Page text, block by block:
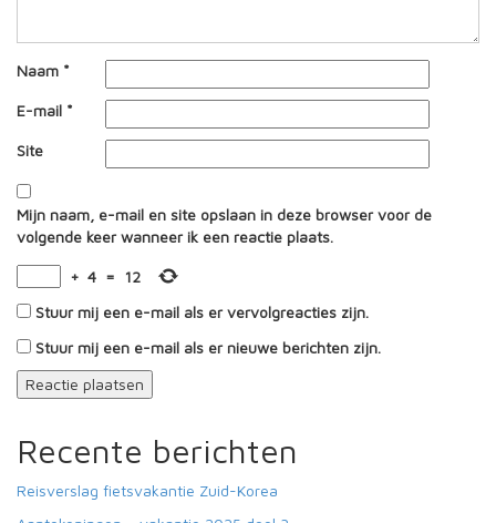
Naam *
E-mail *
Site
Mijn naam, e-mail en site opslaan in deze browser voor de
volgende keer wanneer ik een reactie plaats.
+ 4 =
12
Stuur mij een e-mail als er vervolgreacties zijn.
Stuur mij een e-mail als er nieuwe berichten zijn.
Recente berichten
Reisverslag fietsvakantie Zuid-Korea